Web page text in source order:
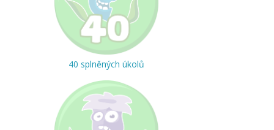
40 splněných úkolů